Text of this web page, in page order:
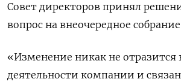
Совет директоров принял
вопрос на внеочередное
«Изменение никак не отразится
деятельности компании и